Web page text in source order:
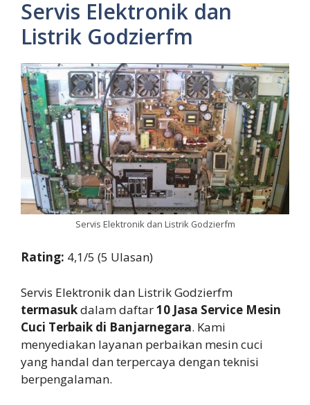
Servis Elektronik dan
Listrik Godzierfm
Servis Elektronik dan Listrik Godzierfm
Rating: 4,1/5 (5 Ulasan)
Servis Elektronik dan Listrik Godzierfm
termasukdalam daftar10 Jasa Service Mesin
Cuci Terbaik di Banjarnegara. Kami
menyediakan layanan perbaikan mesin cuci
yang handal dan terpercaya dengan teknisi
berpengalaman.